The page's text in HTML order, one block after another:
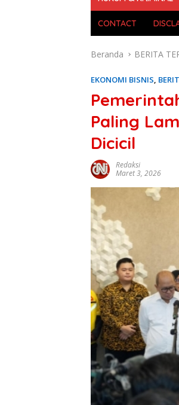
CONTACT
Beranda BERITA
EKONOMI BISNIS,
Paling
Dicicil
Redaksi
Maret 3, 2026